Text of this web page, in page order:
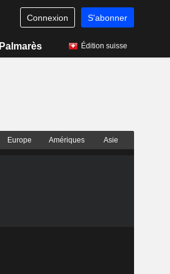
Connexion S'abonner
Palmarès Édition suisse
Europe Amériques Asie